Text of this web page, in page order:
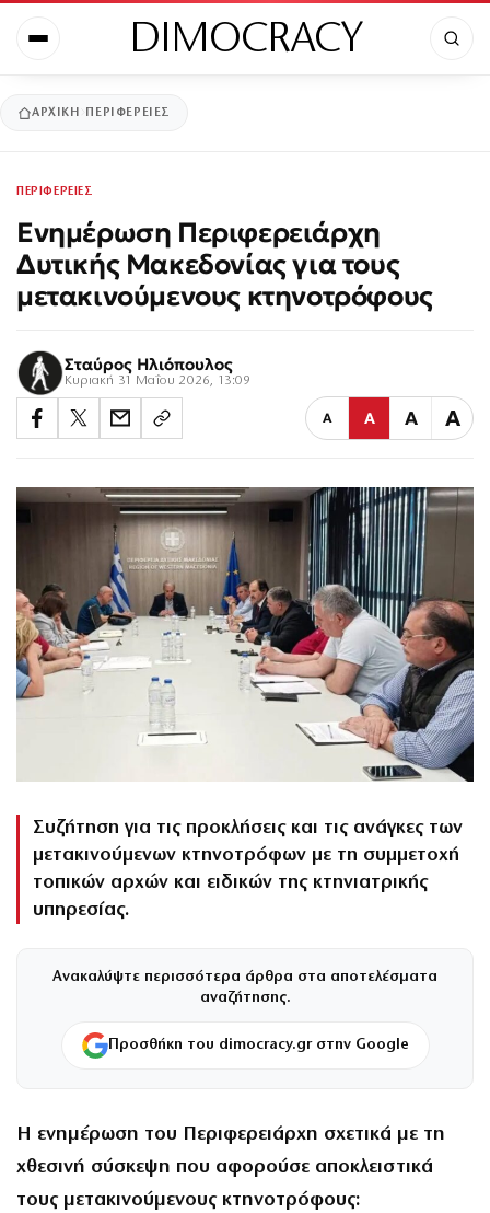
DIMOCRACY
ΑΡΧΙΚΉ ΠΕΡΙΦΕΡΕΙΕΣ
ΠΕΡΙΦΕΡΕΙΕΣ
Ενημέρωση Περιφερειάρχη
Δυτικής Μακεδονίας για τους
μετακινούμενους κτηνοτρόφους
Σταύρος Ηλιόπουλος
Κυριακή 31 Μαΐου 2026, 13:09
Α Α Α Α
Συζήτηση για τις προκλήσεις και τις ανάγκες των
μετακινούμενων κτηνοτρόφων με τη συμμετοχή
τοπικών αρχών και ειδικών της κτηνιατρικής
υπηρεσίας.
Ανακαλύψτε περισσότερα άρθρα στα αποτελέσματα
αναζήτησης.
Προσθήκη του dimocracy.gr στην Google
Η ενημέρωση του Περιφερειάρχη σχετικά με τη
χθεσινή σύσκεψη που αφορούσε αποκλειστικά
τους μετακινούμενους κτηνοτρόφους: